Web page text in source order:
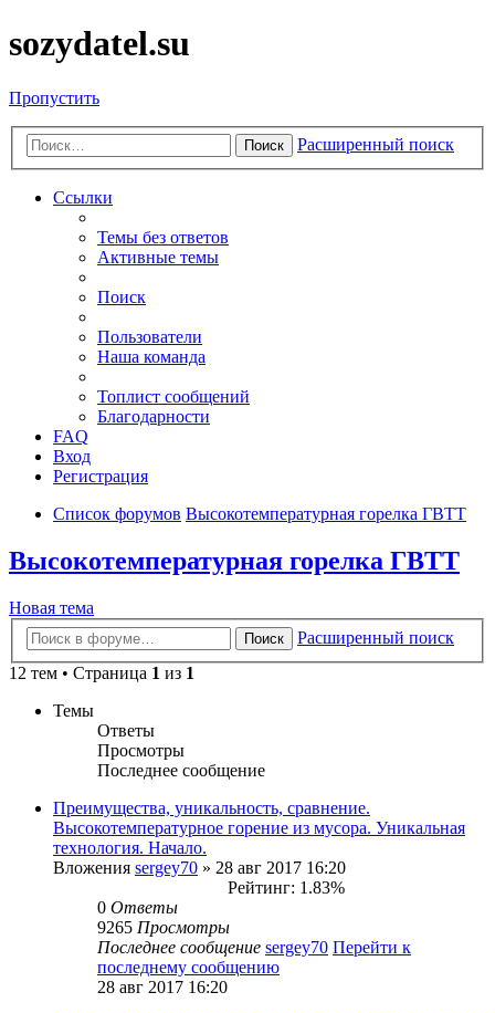
sozydatel.su
Пропустить
Поиск Расширенный поиск
Ссылки
Темы без ответов
Активные темы
Поиск
Пользователи
Наша команда
Топлист сообщений
Благодарности
FAQ
Вход
Регистрация
Список форумов Высокотемпературная горелка ГВТТ
Высокотемпературная горелка ГВТТ
Новая тема
Поиск
Расширенный поиск
12 тем • Страница 1 из 1
Темы
Ответы
Просмотры
Последнее сообщение
Преимущества, уникальность, сравнение.
Высокотемпературное горение из мусора. Уникальная
технология. Начало.
Вложения sergey70 » 28 авг 2017 16:20
Рейтинг: 1.83%
0 Ответы
9265 Просмотры
Последнее сообщение sergey70 Перейти к
последнему сообщению
28 авг 2017 16:20